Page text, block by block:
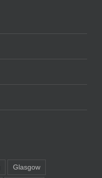
Glasgow